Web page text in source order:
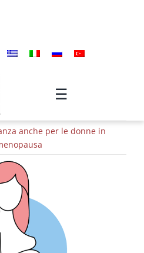
☰
anche per le donne in